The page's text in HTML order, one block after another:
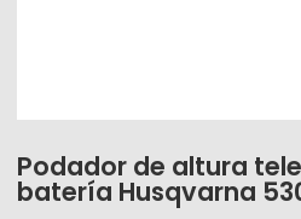
Podador de altura
batería Husqvarna